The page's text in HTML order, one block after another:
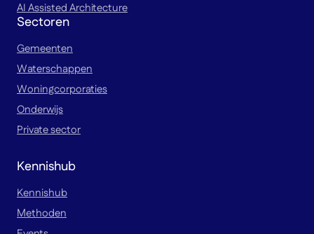
AI Assisted Architecture
Sectoren
Gemeenten
Waterschappen
Woningcorporaties
Onderwijs
Private sector
Kennishub
Kennishub
Methoden